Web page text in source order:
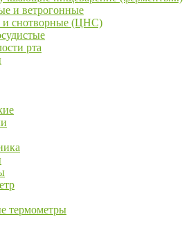
и ветрогонные
и снотворные (ЦНС)
рта
термометры